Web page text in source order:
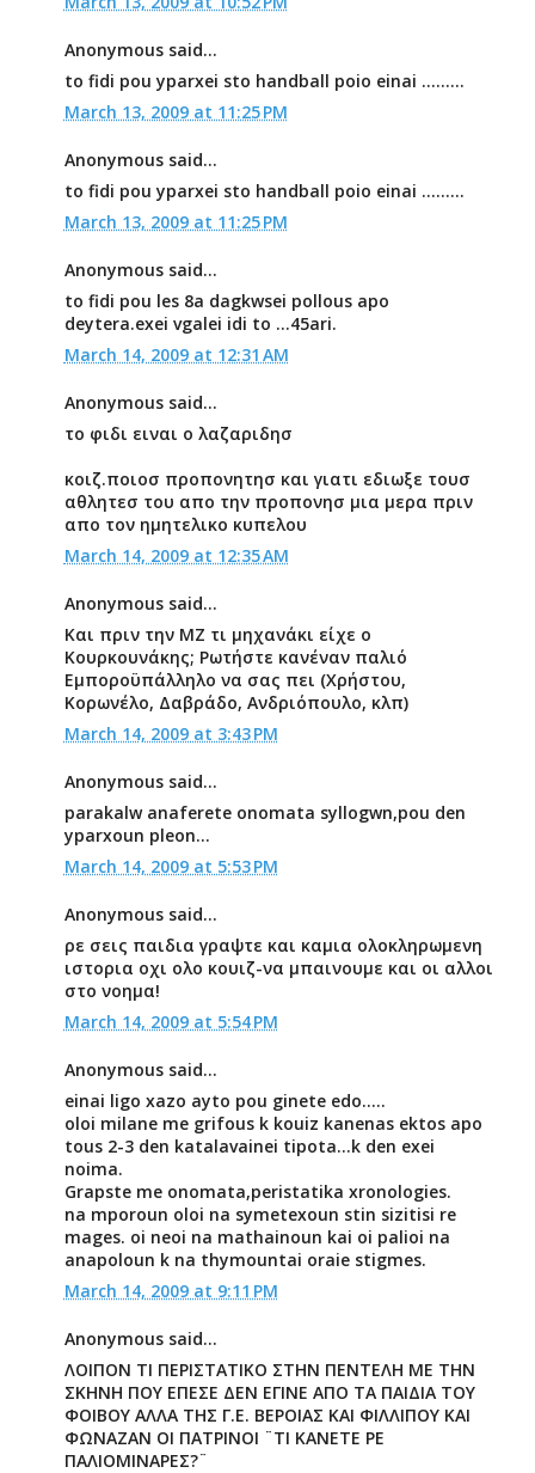
Anonymous said...
to fidi pou yparxei sto handball poio einai .........
March 13, 2009 at 11:25 PM
Anonymous said...
to fidi pou yparxei sto handball poio einai .........
March 13, 2009 at 11:25 PM
Anonymous said...
to fidi pou les 8a dagkwsei pollous apo
deytera.exei vgalei idi to ...45ari.
March 14, 2009 at 12:31 AM
Anonymous said...
το φιδι ειναι ο λαζαριδησ
κοιζ.ποιοσ προπονητησ και γιατι εδιωξε τουσ
αθλητεσ του απο την προπονησ μια μερα πριν
απο τον ημητελικο κυπελου
March 14, 2009 at 12:35 AM
Anonymous said...
Και πριν την ΜΖ τι μηχανάκι είχε ο
Κουρκουνάκης; Ρωτήστε κανέναν παλιό
Εμποροϋπάλληλο να σας πει (Χρήστου,
Κορωνέλο, Δαβράδο, Ανδριόπουλο, κλπ)
March 14, 2009 at 3:43 PM
Anonymous said...
parakalw anaferete onomata syllogwn,pou den
yparxoun pleon...
March 14, 2009 at 5:53 PM
Anonymous said...
ρε σεις παιδια γραψτε και καμια ολοκληρωμενη
ιστορια οχι ολο κουιζ-να μπαινουμε και οι αλλοι
στο νοημα!
March 14, 2009 at 5:54 PM
Anonymous said...
einai ligo xazo ayto pou ginete edo.....
oloi milane me grifous k kouiz kanenas ektos apo
tous 2-3 den katalavainei tipota...k den exei
noima.
Grapste me onomata,peristatika xronologies.
na mporoun oloi na symetexoun stin sizitisi re
mages. oi neoi na mathainoun kai oi palioi na
anapoloun k na thymountai oraie stigmes.
March 14, 2009 at 9:11 PM
Anonymous said...
ΛΟΙΠΟΝ ΤΙ ΠΕΡΙΣΤΑΤΙΚΟ ΣΤΗΝ ΠΕΝΤΕΛΗ ΜΕ ΤΗΝ
ΣΚΗΝΗ ΠΟΥ ΕΠΕΣΕ ΔΕΝ ΕΓΙΝΕ ΑΠΟ ΤΑ ΠΑΙΔΙΑ ΤΟΥ
ΦΟΙΒΟΥ ΑΛΛΑ ΤΗΣ Γ.Ε. ΒΕΡΟΙΑΣ ΚΑΙ ΦΙΛΛΙΠΟΥ ΚΑΙ
ΦΩΝΑΖΑΝ ΟΙ ΠΑΤΡΙΝΟΙ ¨ΤΙ ΚΑΝΕΤΕ ΡΕ
ΠΑΛΙΟΜΙΝΑΡΕΣ?¨